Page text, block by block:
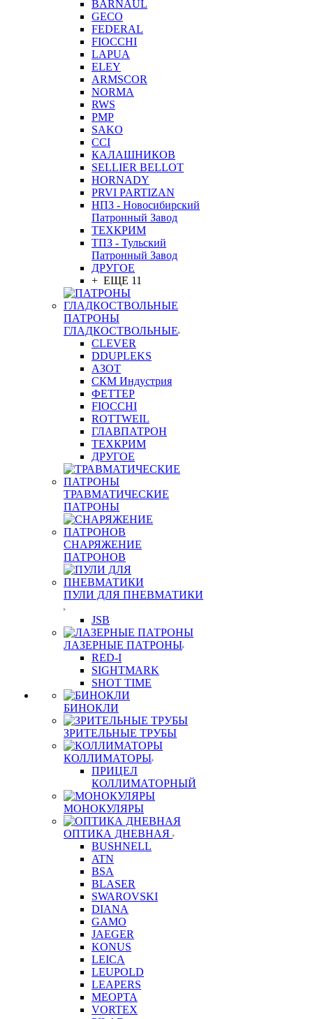
BARNAUL
GEСO
FEDERAL
FIOCCHI
LAPUA
ELEY
ARMSCOR
NORMA
RWS
PMP
SAKO
CCI
КАЛАШНИКОВ
SELLIER BELLOT
HORNADY
PRVI PARTIZAN
НПЗ - Новосибирский
Патронный Завод
ТЕХКРИМ
ТПЗ - Тульский
Патронный Завод
ДРУГОЕ
+ ЕЩЕ 11
ПАТРОНЫ
ГЛАДКОСТВОЛЬНЫЕ
CLEVER
DDUPLEKS
АЗОТ
СКМ Индустрия
ФЕТТЕР
FIOCCHI
ROTTWEIL
ГЛАВПАТРОН
ТЕХКРИМ
ДРУГОЕ
ТРАВМАТИЧЕСКИЕ
ПАТРОНЫ
СНАРЯЖЕНИЕ
ПАТРОНОВ
ПУЛИ ДЛЯ ПНЕВМАТИКИ
JSB
ЛАЗЕРНЫЕ ПАТРОНЫ
RED-I
SIGHTMARK
SHOT TIME
БИНОКЛИ
ЗРИТЕЛЬНЫЕ ТРУБЫ
КОЛЛИМАТОРЫ
ПРИЦЕЛ
КОЛЛИМАТОРНЫЙ
МОНОКУЛЯРЫ
ОПТИКА ДНЕВНАЯ
BUSHNELL
ATN
BSA
BLASER
SWAROVSKI
DIANA
GAMO
JAEGER
KONUS
LEICA
LEUPOLD
LEAPERS
MEOPTA
VORTEX